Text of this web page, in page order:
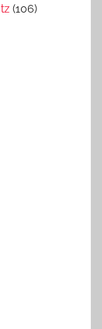
(106)